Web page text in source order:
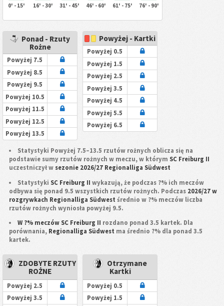
0' - 15' 16' - 30' 31' - 45' 46' - 60' 61' - 75' 76' - 90'
Ponad - Rzuty
Rożne
Powyżej 7.5
Powyżej 8.5
Powyżej 9.5
Powyżej 10.5
Powyżej 11.5
Powyżej 12.5
Powyżej 13.5
Powyżej - Kartki
Powyżej 0.5
Powyżej 1.5
Powyżej 2.5
Powyżej 3.5
Powyżej 4.5
Powyżej 5.5
Powyżej 6.5
Statystyki Powyżej 7.5–13.5 rzutów rożnych oblicza się na
podstawie sumy rzutów rożnych w meczu, w którym SC Freiburg II
uczestniczył w sezonie 2026/27 Regionalliga Südwest
Statystyki SC Freiburg II wykazują, że podczas ?% ich meczów
odbywa się ponad 9.5 wszystkich rzutów rożnych. Podczas 2026/27 w
rozgrywkach Regionalliga Südwest średnio w ?% meczów liczba
rzutów rożnych wyniosła powyżej 9.5.
W ?% meczów SC Freiburg II rozdano ponad 3.5 kartek. Dla
porównania, Regionalliga Südwest ma średnio ?% dla ponad 3.5
kartek.
ZDOBYTE RZUTY
ROŻNE
Powyżej 2.5
Powyżej 3.5
Otrzymane
Kartki
Powyżej 0.5
Powyżej 1.5